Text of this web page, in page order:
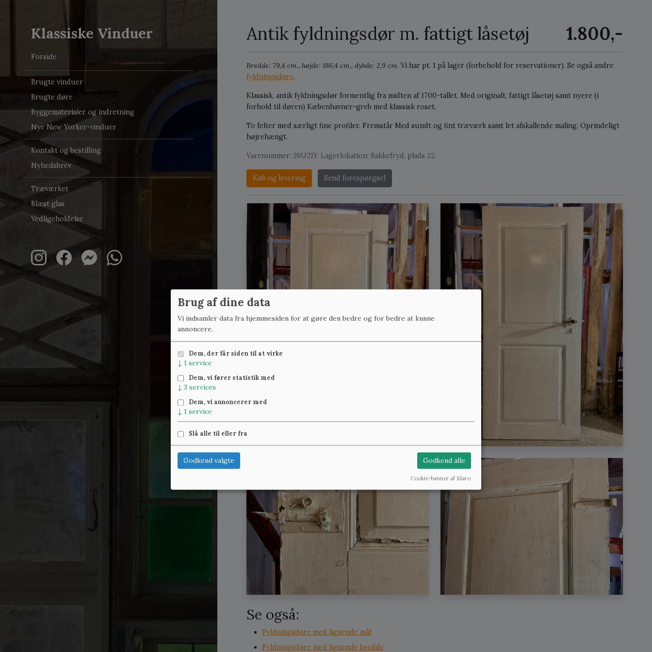
Klassiske Vinduer
Forside
Brugte vinduer
Brugte døre
Byggematerialer og indretning
Nye New Yorker-vinduer
Kontakt og bestilling
Nyhedsbrev
Træværket
Blæst glas
Vedligeholdelse
Antik fyldningsdør m. fattigt låsetøj 1.800,-
Bredde: 79,4 cm., højde: 186,4 cm., dybde: 2,9 cm. Vi har pt. 1 på lager (forbehold for reservationer). Se også andre
fyldningsdøre.
Klassisk, antik fyldningsdør formentlig fra midten af 1700-tallet. Med originalt, fattigt låsetøj samt nyere (i
forhold til døren) Kæbenhavner-greb med klassisk roset.
To felter med særligt fine profiler. Fremstår Med sundt og fint træværk samt let afskallende maling. Oprindeligt
højrehængt.
Varenummer: 26U21Y. Lagerlokation: Bakkefryd, plads 22.
Køb og levering Send forespørgsel
Se også:
Fyldningsdøre med lignende mål
Fyldningsdøre med lignende bredde
Brug af dine data
Vi indsamler data fra hjemmesiden for at gøre den bedre og for bedre at kunne
annoncere.
Dem, der får siden til at virke
↓ 1 service
Dem, vi fører statistik med
↓ 3 services
Dem, vi annoncerer med
↓ 1 service
Slå alle til eller fra
Godkend valgte Godkend alle
Cookie-banner af Klaro